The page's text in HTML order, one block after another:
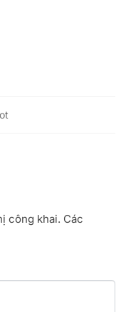
công khai. Các